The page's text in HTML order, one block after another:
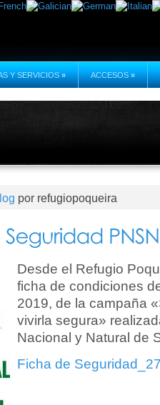
Y SERVICIOS » ACCESOS »
por refugiopoqueira
Desde el Refugio
ficha de condiciones
2019, de la campaña
vivirla segura»
Nacional y Natural de
Ficha de